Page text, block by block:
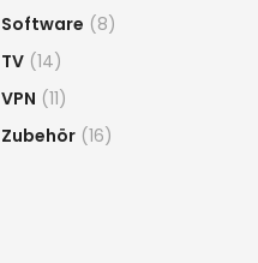
Software (8)
TV (14)
VPN (11)
Zubehör (16)